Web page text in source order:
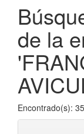
de la
Encontrado(s):